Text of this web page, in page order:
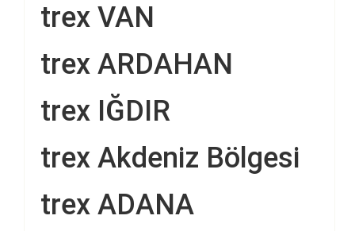
trex VAN
trex ARDAHAN
trex IĞDIR
trex Akdeniz Bölgesi
trex ADANA